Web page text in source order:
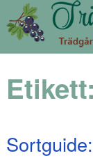
Etikett: